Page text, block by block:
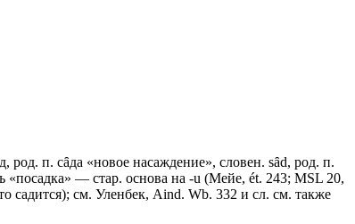
род. п. сȃда «новое насаждение», словен. sȃd, род. п.
«посадка» — стар. основа на -u (Мейе, ét. 243; МSL 20,
садится); см. Уленбек, Aind. Wb. 332 и сл. см. также